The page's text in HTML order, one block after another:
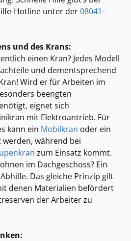
Hotline unter der08041–
und des Krans:
einen Kran? Jedes Modell
und dementsprechend
Wird er für Arbeiten im
beengten
eignet sich
mit Elektroantrieb. Für
kann ein Mobilkran oder ein
werden, während bei
zum Einsatz kommt.
im Dachgeschoss? Ein
Das gleiche Prinzip gilt
denen Materialien befördert
der Arbeiter zu